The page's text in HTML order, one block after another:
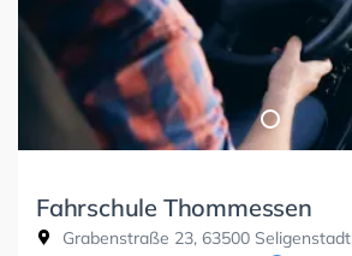
Fahrschule Thommessen
Grabenstraße 23, 63500 Seligenstadt